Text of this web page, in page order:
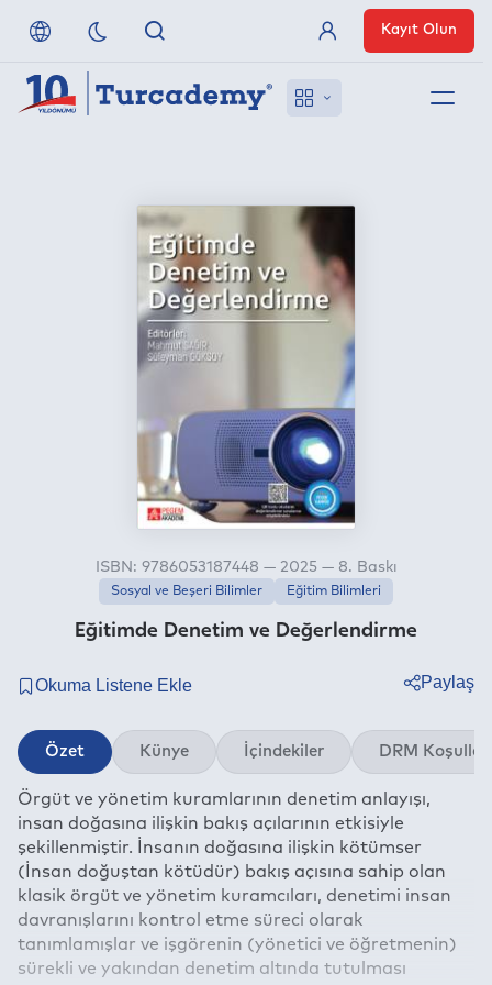
Referanslarımız
Uzaktan Erişim
Anlaşmalı Yayınevleri
Üye Girişi
Kayıt Olun
Eğitimde Denetim ve Değerlendirme
ISBN: 9786053187448 — 2025 — 8. Baskı
Sosyal ve Beşeri Bilimler Eğitim Bilimleri
Paylaş
Twitter
Linkedin
Whatsapp
Telegram
E-mail
Özet Künye İçindekiler DRM Koşulları
Örgüt ve yönetim kuramlarının denetim anlayışı,
insan doğasına ilişkin bakış açılarının etkisiyle
şekillenmiştir. İnsanın doğasına ilişkin kötümser
(İnsan doğuştan kötüdür) bakış açısına sahip olan
klasik örgüt ve yönetim kuramcıları, denetimi insan
davranışlarını kontrol etme süreci olarak
tanımlamışlar ve işgörenin (yönetici ve öğretmenin)
sürekli ve yakından denetim altında tutulması